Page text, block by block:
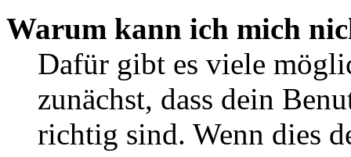
Warum kann ich mich
Dafür gibt es viele
zunächst, dass dein
richtig sind. Wenn dies